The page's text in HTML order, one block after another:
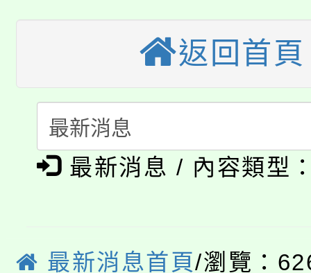
視費優惠，中低收入戶
半價優惠，詳情可洽有
者。
大園自造教育及科技中
份教師增能研習
大溪自造教育及科技
份教師研習
淨零綠生活教案入校路
會
115年食農教育專業人
程
「本色祭」8/29、30在
8/21下午1時於龍潭區
局官網。
8月14至27日，桃園電
返回首頁
最新消息 / 內容類型
最新消息首頁/瀏覽：